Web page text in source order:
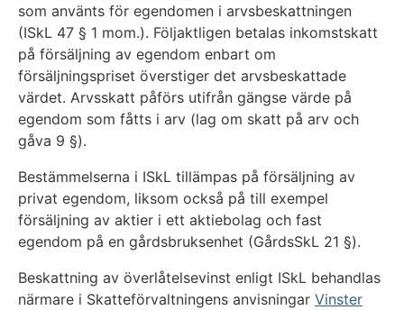
som använts för egendomen i arvsbeskattningen
(ISkL 47 § 1 mom.). Följaktligen betalas inkomstskatt
på försäljning av egendom enbart om
försäljningspriset överstiger det arvsbeskattade
värdet. Arvsskatt påförs utifrån gängse värde på
egendom som fåtts i arv (lag om skatt på arv och
gåva 9 §).
Bestämmelserna i ISkL tillämpas på försäljning av
privat egendom, liksom också på till exempel
försäljning av aktier i ett aktiebolag och fast
egendom på en gårdsbruksenhet (GårdsSkL 21 §).
Beskattning av överlåtelsevinst enligt ISkL behandlas
närmare i Skatteförvaltningens anvisningar Vinster